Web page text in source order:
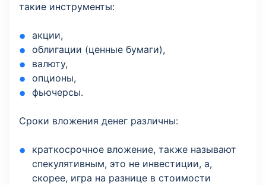
такие инструменты:
акции,
облигации (ценные бумаги),
валюту,
опционы,
фьючерсы.
Сроки вложения денег различны:
краткосрочное вложение, также называют
спекулятивным, это не инвестиции, а,
скорее, игра на разнице в стоимости